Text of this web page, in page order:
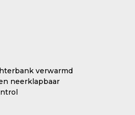
verwarmd
neerklapbaar